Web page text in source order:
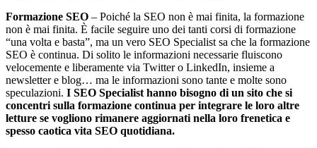
Formazione SEO – Poiché la SEO non è mai finita, la formazione
non è mai finita. È facile seguire uno dei tanti corsi di formazione
“una volta e basta”, ma un vero SEO Specialist sa che la formazione
SEO è continua. Di solito le informazioni necessarie fluiscono
velocemente e liberamente via Twitter o LinkedIn, insieme a
newsletter e blog… ma le informazioni sono tante e molte sono
speculazioni. I SEO Specialist hanno bisogno di un sito che si
concentri sulla formazione continua per integrare le loro altre
letture se vogliono rimanere aggiornati nella loro frenetica e
spesso caotica vita SEO quotidiana.